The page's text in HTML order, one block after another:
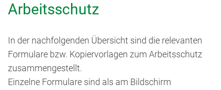
Arbeitsschutz
In der nachfolgenden Übersicht sind die relevanten
Formulare bzw. Kopiervorlagen zum Arbeitsschutz
zusammengestellt.
Einzelne Formulare sind als am Bildschirm